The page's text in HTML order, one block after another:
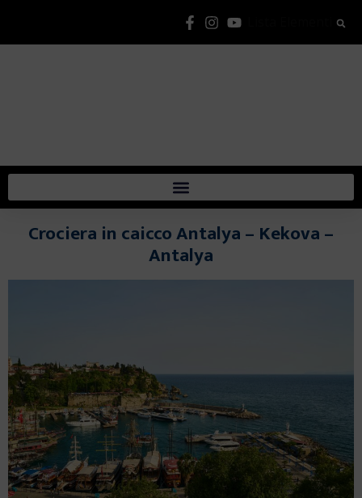
Crociera in caicco Antalya – Kekova –
Antalya